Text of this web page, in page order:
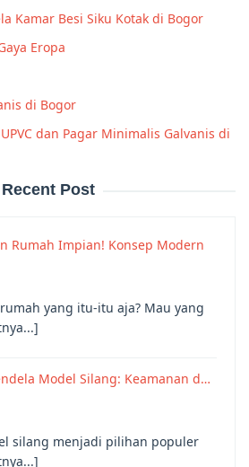
Kamar Besi Siku Kotak di Bogor
Eropa
di Bogor
dan Pagar Minimalis Galvanis di
Recent Post
Rumah Impian! Konsep Modern
yang itu-itu aja? Mau yang
Model Silang: Keamanan d…
silang menjadi pilihan populer